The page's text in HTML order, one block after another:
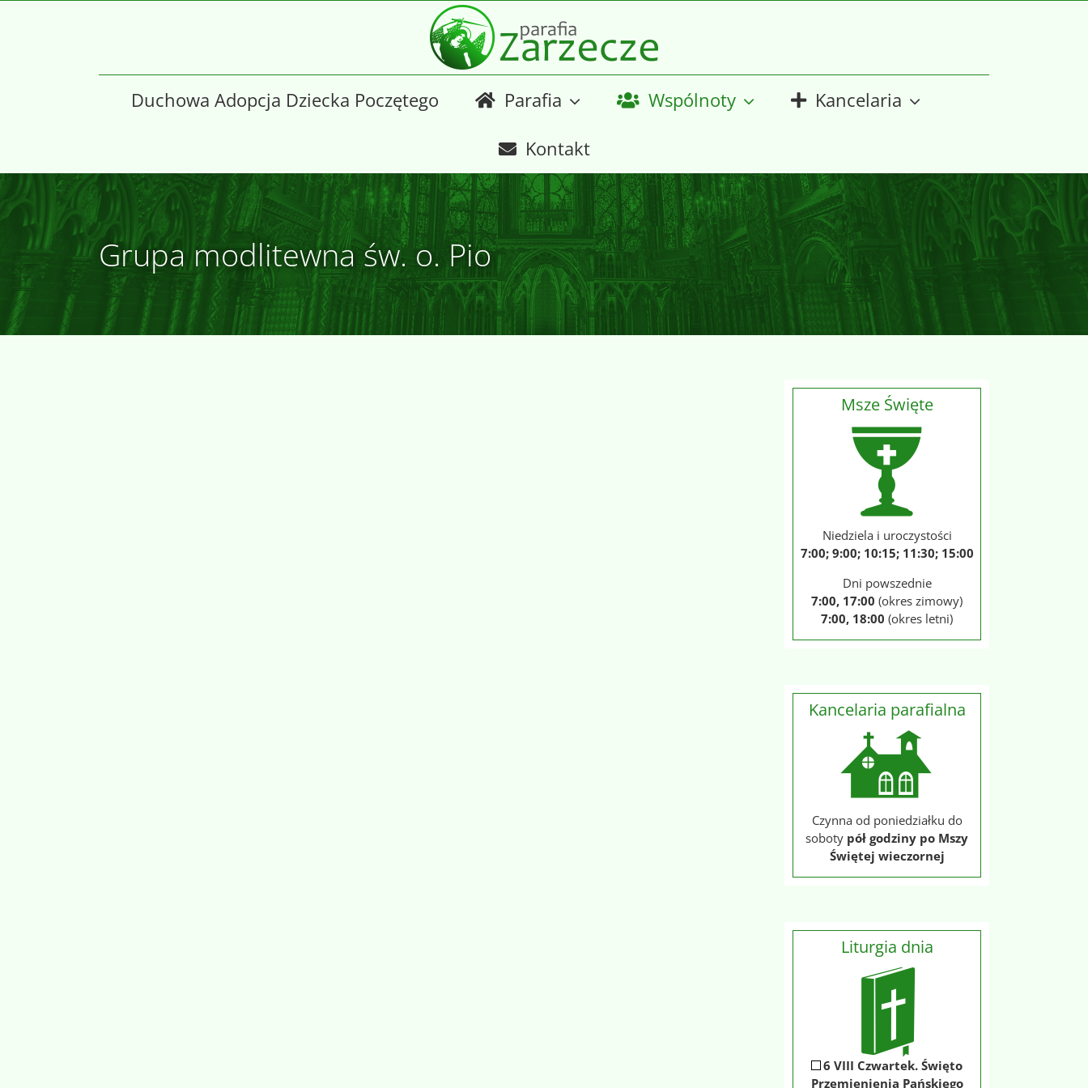
Duchowa Adopcja Dziecka Poczętego Parafia Wspólnoty
Kancelaria
Kontakt
Grupa modlitewna św. o. Pio
Msze Święte
Niedziela i uroczystości
7:00; 9:00; 10:15; 11:30; 15:00
Dni powszednie
7:00, 17:00 (okres zimowy)
7:00, 18:00 (okres letni)
Kancelaria parafialna
Czynna od poniedziałku do
soboty pół godziny po Mszy
Świętej wieczornej
Liturgia dnia
6 VIII Czwartek. Święto
Przemienienia Pańskiego